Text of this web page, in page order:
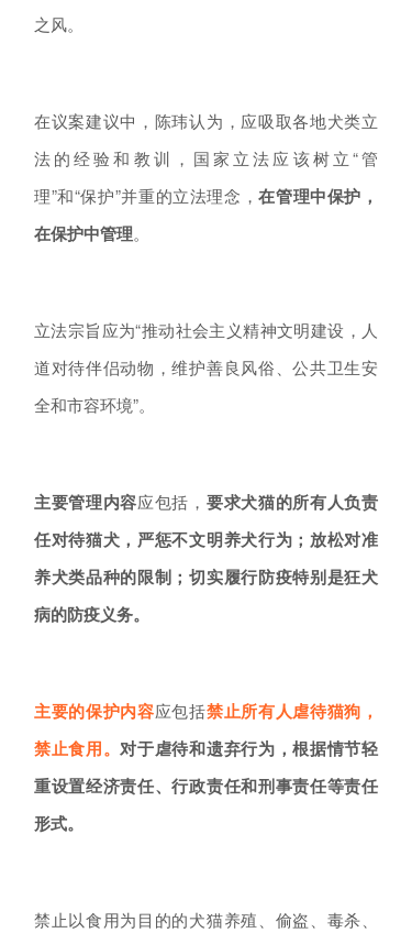
之风。
在议案建议中，陈玮认为，应吸取各地犬类立
法的经验和教训，国家立法应该树立“管
理”和“保护”并重的立法理念，在管理中保护，
在保护中管理。
立法宗旨应为“推动社会主义精神文明建设，人
道对待伴侣动物，维护善良风俗、公共卫生安
全和市容环境”。
主要管理内容应包括， 要求犬猫的所有人负责
任对待猫犬，严惩不文明养犬行为；放松对准
养犬类品种的限制；切实履行防疫特别是狂犬
病的防疫义务。
主要的保护内容应包括禁止所有人虐待猫狗，
禁止食用。对于虐待和遗弃行为，根据情节轻
重设置经济责任、行政责任和刑事责任等责任
形式。
禁止以食用为目的的犬猫养殖、偷盗、毒杀、